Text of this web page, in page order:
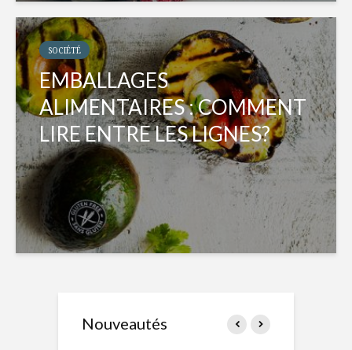
SOCIÉTÉ
EMBALLAGES
ALIMENTAIRES : COMMENT
LIRE ENTRE LES LIGNES?
Nouveautés